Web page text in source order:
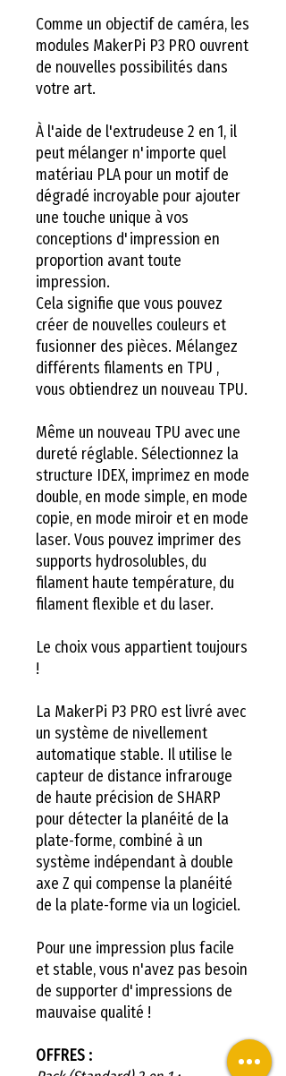
Comme un objectif de caméra, les
modules MakerPi P3 PRO ouvrent
de nouvelles possibilités dans
votre art.
À l'aide de l'extrudeuse 2 en 1, il
peut mélanger n'importe quel
matériau PLA pour un motif de
dégradé incroyable pour ajouter
une touche unique à vos
conceptions d'impression en
proportion avant toute
impression.
Cela signifie que vous pouvez
créer de nouvelles couleurs et
fusionner des pièces. Mélangez
différents filaments en TPU ,
vous obtiendrez un nouveau TPU.
Même un nouveau TPU avec une
dureté réglable. Sélectionnez la
structure IDEX, imprimez en mode
double, en mode simple, en mode
copie, en mode miroir et en mode
laser. Vous pouvez imprimer des
supports hydrosolubles, du
filament haute température, du
filament flexible et du laser.
Le choix vous appartient toujours
!
La MakerPi P3 PRO est livré avec
un système de nivellement
automatique stable. Il utilise le
capteur de distance infrarouge
de haute précision de SHARP
pour détecter la planéité de la
plate-forme, combiné à un
système indépendant à double
axe Z qui compense la planéité
de la plate-forme via un logiciel.
Pour une impression plus facile
et stable, vous n'avez pas besoin
de supporter d'impressions de
mauvaise qualité !
OFFRES :